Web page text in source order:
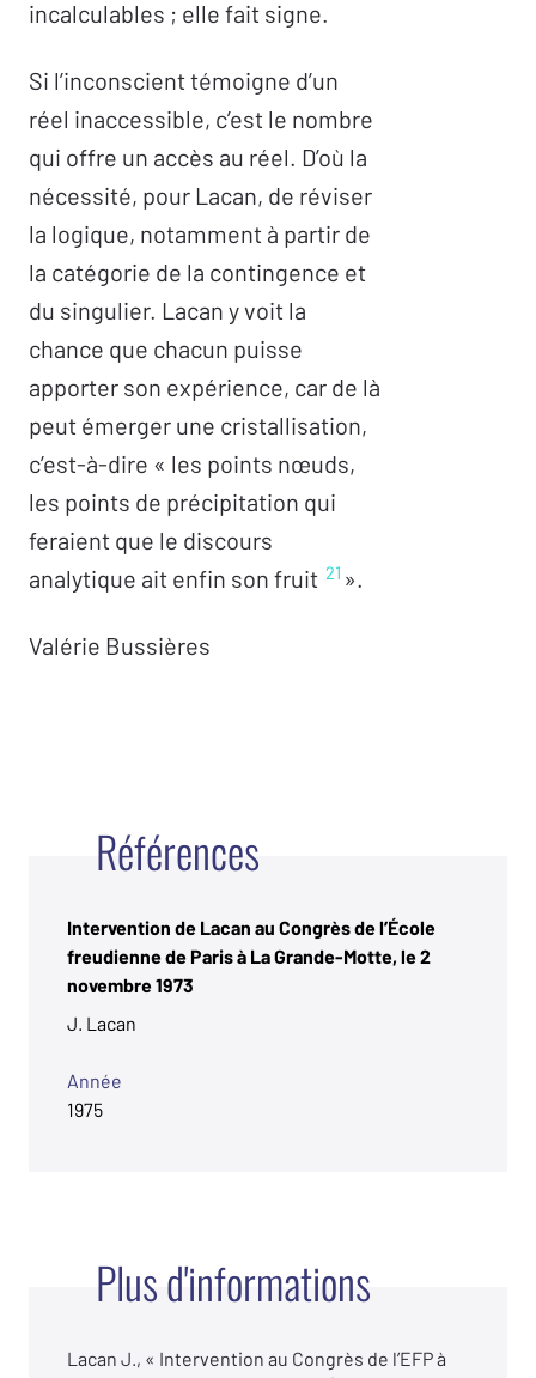
incalculables ; elle fait signe.
Si l’inconscient témoigne d’un
réel inaccessible, c’est le nombre
qui offre un accès au réel. D’où la
nécessité, pour Lacan, de réviser
la logique, notamment à partir de
la catégorie de la contingence et
du singulier. Lacan y voit la
chance que chacun puisse
apporter son expérience, car de là
peut émerger une cristallisation,
c’est-à-dire « les points nœuds,
les points de précipitation qui
feraient que le discours
analytique ait enfin son fruit 21 ».
Valérie Bussières
Références
Intervention de Lacan au Congrès de l’École
freudienne de Paris à La Grande-Motte, le 2
novembre 1973
J. Lacan
Année
1975
Plus d'informations
Lacan J., « Intervention au Congrès de l’EFP à